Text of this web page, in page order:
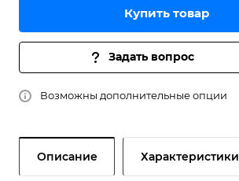
Купить товар
Задать вопрос
Возможны дополнительные опции
Описание Характеристики